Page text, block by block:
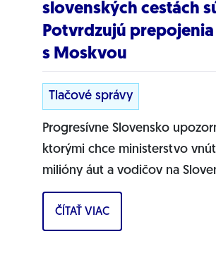
slovenských cestách
Potvrdzujú
s Moskvou
Tlačové správy
Progresívne Slovensko
ktorými chce ministerstvo
milióny áut a vodičov na
pochádzajú pravdepodobne z
hnutie prinieslo dôkazy,...
ČÍTAŤ VIAC